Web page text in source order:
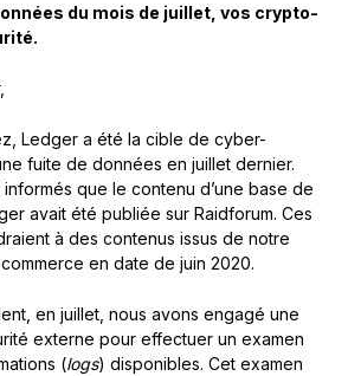
du mois de juillet, vos crypto-
Ledger a été la cible de cyber-
fuite de données en juillet dernier.
que le contenu d’une base de
avait été publiée sur Raidforum. Ces
à des contenus issus de notre
en date de juin 2020.
en juillet, nous avons engagé une
externe pour effectuer un examen
(logs) disponibles. Cet examen